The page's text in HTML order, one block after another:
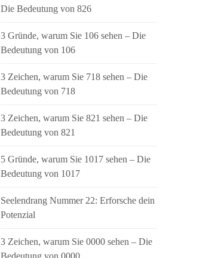
Die Bedeutung von 826
3 Gründe, warum Sie 106 sehen – Die
Bedeutung von 106
3 Zeichen, warum Sie 718 sehen – Die
Bedeutung von 718
3 Zeichen, warum Sie 821 sehen – Die
Bedeutung von 821
5 Gründe, warum Sie 1017 sehen – Die
Bedeutung von 1017
Seelendrang Nummer 22: Erforsche dein
Potenzial
3 Zeichen, warum Sie 0000 sehen – Die
Bedeutung von 0000